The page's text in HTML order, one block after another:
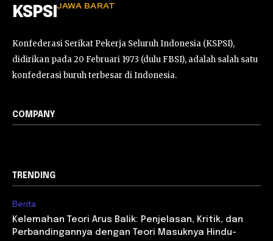
KSPSI JAWA BARAT
Konfederasi Serikat Pekerja Seluruh Indonesia (KSPSI),
didirikan pada 20 Februari 1973 (dulu FBSI), adalah salah satu
konfederasi buruh terbesar di Indonesia.
COMPANY
TRENDING
Berita
Kelemahan Teori Arus Balik: Penjelasan, Kritik, dan
Perbandingannya dengan Teori Masuknya Hindu-